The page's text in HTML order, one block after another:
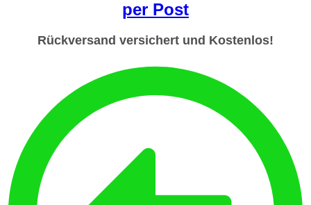
per Post
Rückversand versichert und Kostenlos!